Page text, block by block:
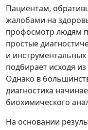
Пациентам,
жалобами на
профосмотр людям
простые
и
подбирает исходя
Однако в
диагностика
биохимического
На основании